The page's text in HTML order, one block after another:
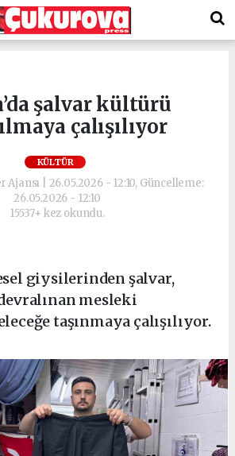
şalvar kültürü
çalışılıyor
KÜLTÜR
Ajansı | 26.05.2026 - 12:10, Güncelleme:
26.05.2026 - 12:10
15537+ kez okundu.
giysilerinden şalvar,
mesleki
taşınmaya çalışılıyor.